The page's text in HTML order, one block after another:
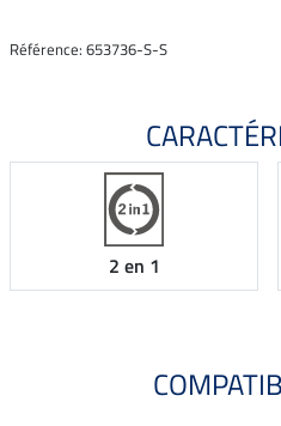
Référence: 653736-S-S
2 en 1